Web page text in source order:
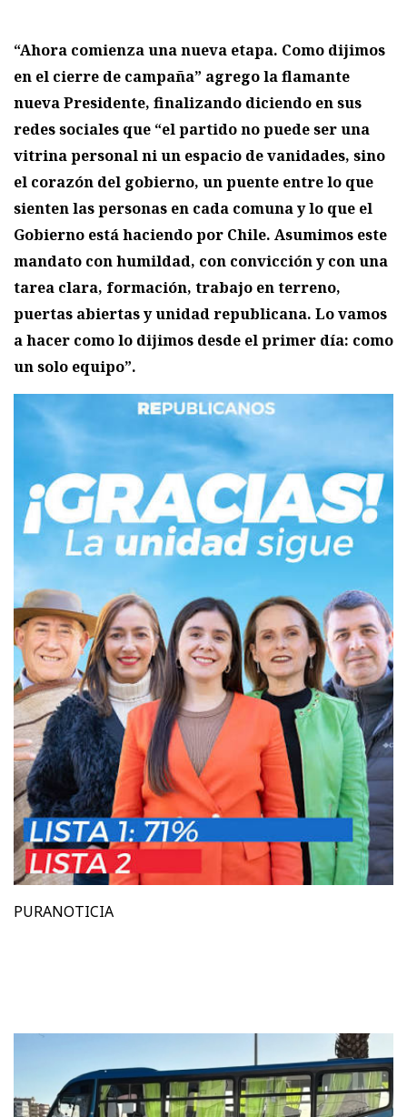
“Ahora comienza una nueva etapa. Como dijimos
en el cierre de campaña” agrego la flamante
nueva Presidente, finalizando diciendo en sus
redes sociales que “el partido no puede ser una
vitrina personal ni un espacio de vanidades, sino
el corazón del gobierno, un puente entre lo que
sienten las personas en cada comuna y lo que el
Gobierno está haciendo por Chile. Asumimos este
mandato con humildad, con convicción y con una
tarea clara, formación, trabajo en terreno,
puertas abiertas y unidad republicana. Lo vamos
a hacer como lo dijimos desde el primer día: como
un solo equipo”.
PURANOTICIA